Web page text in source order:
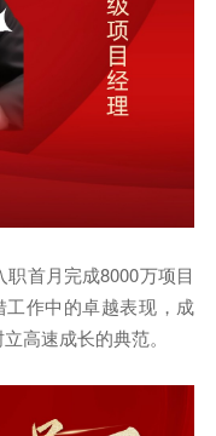
首月完成8000万项目
作中的卓越表现，成
高速成长的典范。